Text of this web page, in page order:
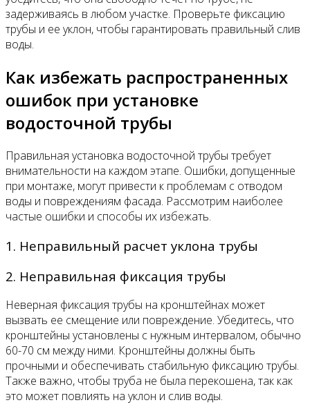
задерживаясь в любом участке. Проверьте фиксацию
трубы и ее уклон, чтобы гарантировать правильный слив
воды.
Как избежать распространенных
ошибок при установке
водосточной трубы
Правильная установка водосточной трубы требует
внимательности на каждом этапе. Ошибки, допущенные
при монтаже, могут привести к проблемам с отводом
воды и повреждениям фасада. Рассмотрим наиболее
частые ошибки и способы их избежать.
1. Неправильный расчет уклона трубы
2. Неправильная фиксация трубы
Неверная фиксация трубы на кронштейнах может
вызвать ее смещение или повреждение. Убедитесь, что
кронштейны установлены с нужным интервалом, обычно
60-70 см между ними. Кронштейны должны быть
прочными и обеспечивать стабильную фиксацию трубы.
Также важно, чтобы труба не была перекошена, так как
это может повлиять на уклон и слив воды.